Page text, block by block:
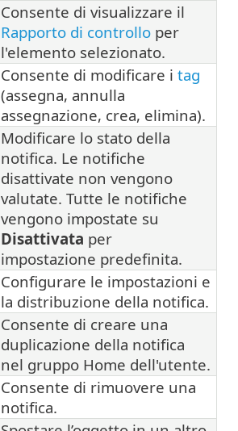
Consente di visualizzare il
Rapporto di controllo per
l'elemento selezionato.
Consente di modificare i tag
(assegna, annulla
assegnazione, crea, elimina).
Modificare lo stato della
notifica. Le notifiche
disattivate non vengono
valutate. Tutte le notifiche
vengono impostate su
Disattivata per
impostazione predefinita.
Configurare le impostazioni e
la distribuzione della notifica.
Consente di creare una
duplicazione della notifica
nel gruppo Home dell'utente.
Consente di rimuovere una
notifica.